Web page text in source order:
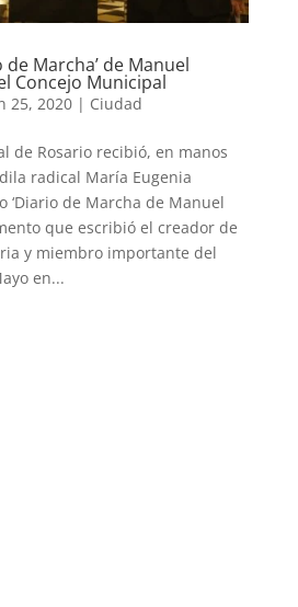
de Marcha’ de Manuel
Concejo Municipal
25, 2020| Ciudad
de Rosario recibió, en manos
radical María Eugenia
‘Diario de Marcha de Manuel
que escribió el creador de
y miembro importante del
en...